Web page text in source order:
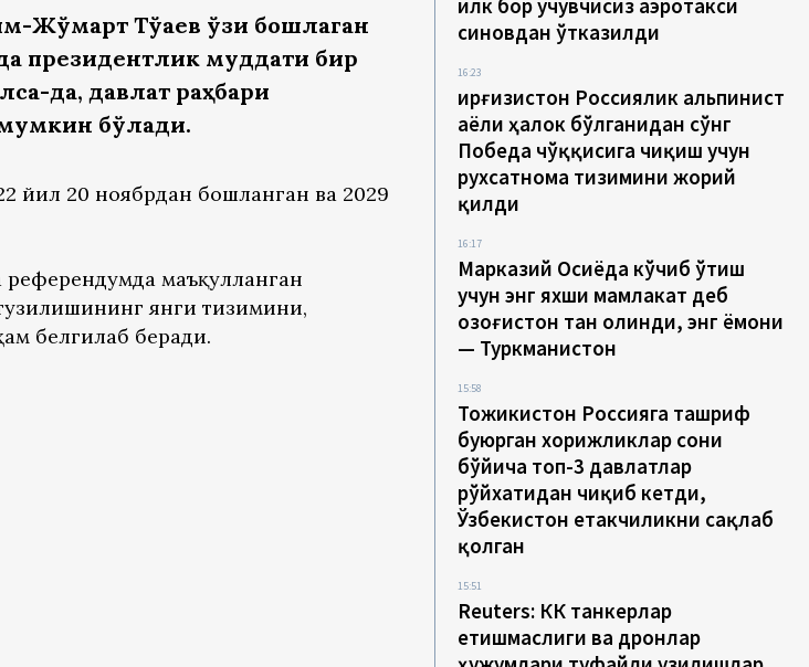
Жўмарт Тўқаев ўзи бошлаган
президентлик муддати бир
да, давлат раҳбари
бўлади.
йил 20 ноябрдан бошланган ва 2029
маъқулланган
янги тизимини,
белгилаб беради.
илк бор учувчисиз аэротакси
синовдан ўтказилди
16:23
Қирғизистон Россиялик альпинист
аёли ҳалок бўлганидан сўнг
Победа чўққисига чиқиш учун
рухсатнома тизимини жорий
қилди
16:17
Марказий Осиёда кўчиб ўтиш
учун энг яхши мамлакат деб
Қозоғистон тан олинди, энг ёмони
— Туркманистон
15:58
Тожикистон Россияга ташриф
буюрган хорижликлар сони
бўйича топ-3 давлатлар
рўйхатидан чиқиб кетди,
Ўзбекистон етакчиликни сақлаб
қолган
15:51
Reuters: КҚК танкерлар
етишмаслиги ва дронлар